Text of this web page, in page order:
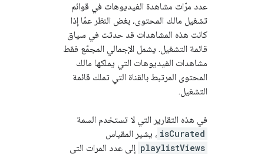
عدد مرّات مشاهدة الفيديوهات في قوائم
تشغيل مالك المحتوى، بغض النظر عمّا إذا
كانت هذه المشاهدات قد حدثت في سياق
قائمة التشغيل. يشمل الإجمالي المجمّع فقط
مشاهدات الفيديوهات التي يملكها مالك
المحتوى المرتبط بالقناة التي تملك قائمة
التشغيل.
في هذه التقارير التي لا تستخدم السمة
isCurated ، يشير المقياس
playlistViews إلى عدد المرات التي